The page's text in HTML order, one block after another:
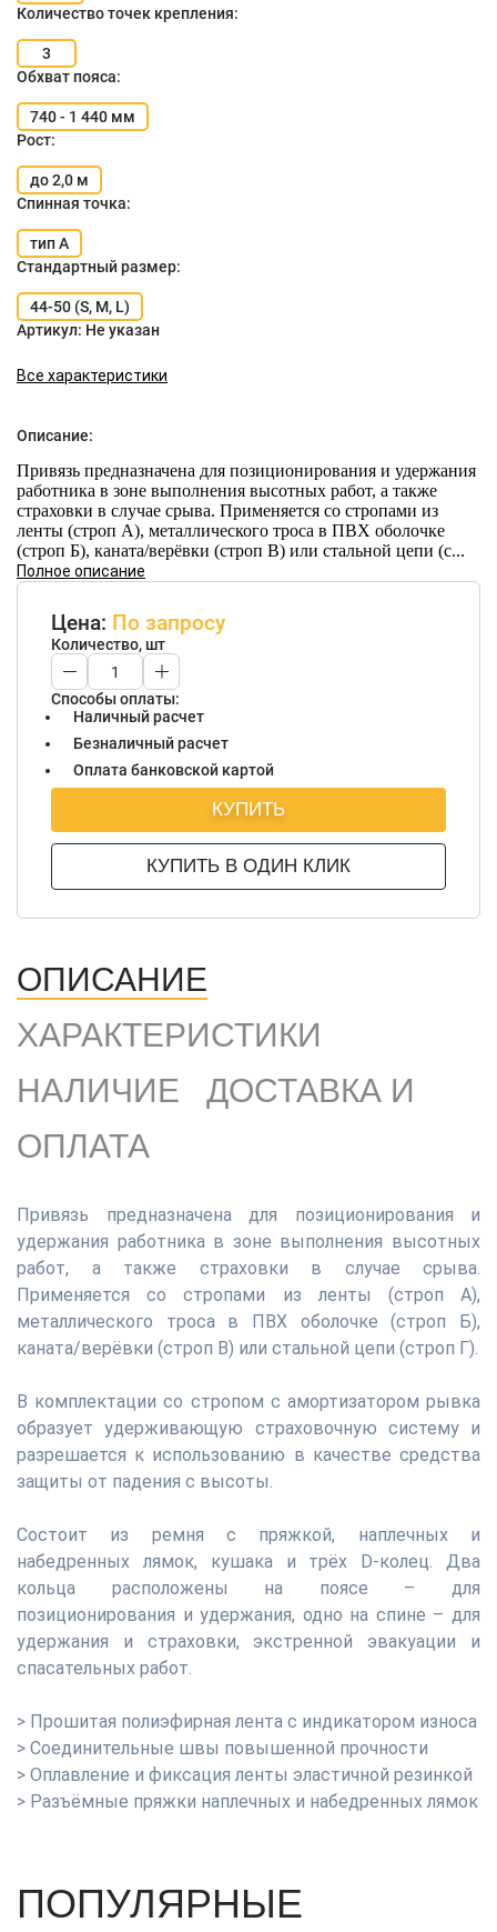
Количество точек крепления:
3
Обхват пояса:
740 - 1 440 мм
Рост:
до 2,0 м
Спинная точка:
тип А
Стандартный размер:
44-50 (S, M, L)
Артикул: Не указан
Все характеристики
Описание:
Привязь предназначена для позиционирования и удержания
работника в зоне выполнения высотных работ, а также
страховки в случае срыва. Применяется со стропами из
ленты (строп А), металлического троса в ПВХ оболочке
(строп Б), каната/верёвки (строп В) или стальной цепи (с...
Полное описание
Цена: По запросу
Количество, шт
Способы оплаты:
Наличный расчет
Безналичный расчет
Оплата банковской картой
КУПИТЬ
КУПИТЬ В ОДИН КЛИК
ОПИСАНИЕ
ХАРАКТЕРИСТИКИ
НАЛИЧИЕ
ДОСТАВКА И
ОПЛАТА
Привязь предназначена для позиционирования и
удержания работника в зоне выполнения высотных
работ, а также страховки в случае срыва.
Применяется со стропами из ленты (строп А),
металлического троса в ПВХ оболочке (строп Б),
каната/верёвки (строп В) или стальной цепи (строп Г).
В комплектации со стропом с амортизатором рывка
образует удерживающую страховочную систему и
разрешается к использованию в качестве средства
защиты от падения с высоты.
Состоит из ремня с пряжкой, наплечных и
набедренных лямок, кушака и трёх D-колец. Два
кольца расположены на поясе – для
позиционирования и удержания, одно на спине – для
удержания и страховки, экстренной эвакуации и
спасательных работ.
> Прошитая полиэфирная лента с индикатором износа
> Соединительные швы повышенной прочности
> Оплавление и фиксация ленты эластичной резинкой
> Разъёмные пряжки наплечных и набедренных лямок
ПОПУЛЯРНЫЕ